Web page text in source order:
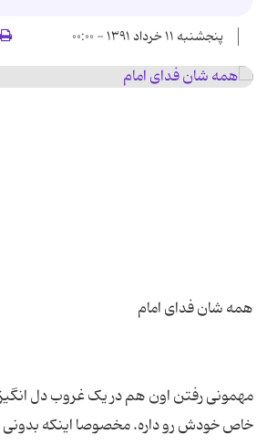
پنجشنبه ۱۱ خرداد ۱۳۹۱ - ۰۰:۰۰
مهمونی رفتن اون هم در یک غروب دل
خاص خودش رو داره. مخصوصا اینکه بدونی